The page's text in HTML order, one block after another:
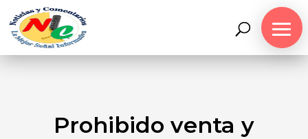
Prohibido venta y